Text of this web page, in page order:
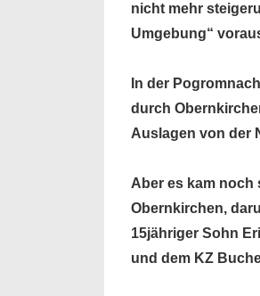
nicht mehr
Umgebung“
In der
durch
Auslagen von der
Aber es kam
Obernkirchen,
15jähriger Sohn
und dem KZ